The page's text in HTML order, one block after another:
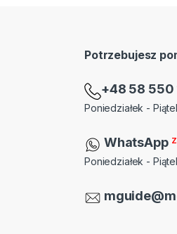
Potrzebujesz
+48 58 550
Poniedziałek -
WhatsApp
Poniedziałek -